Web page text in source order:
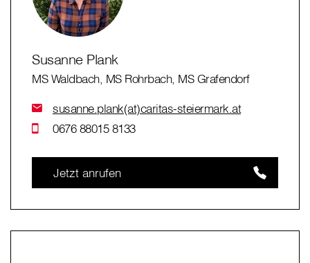
Susanne Plank
MS Waldbach, MS Rohrbach, MS Grafendorf
susanne.plank(at)caritas-steiermark.at
0676 88015 8133
Jetzt anrufen